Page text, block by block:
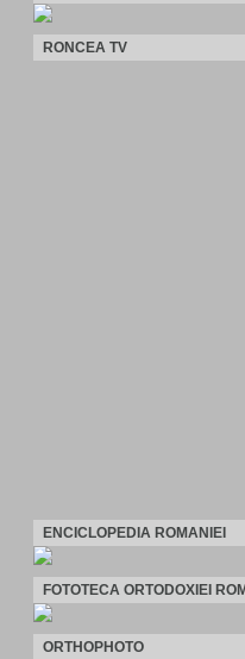
RONCEA TV
ENCICLOPEDIA ROMANIEI
FOTOTECA ORTODOXIEI
ORTHOPHOTO